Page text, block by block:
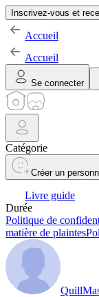
Inscrivez-vous et
Accueil
Accueil
Se connecter
Catégorie
Créer un
Livre guide
Durée
Politique de
matière de plaintes